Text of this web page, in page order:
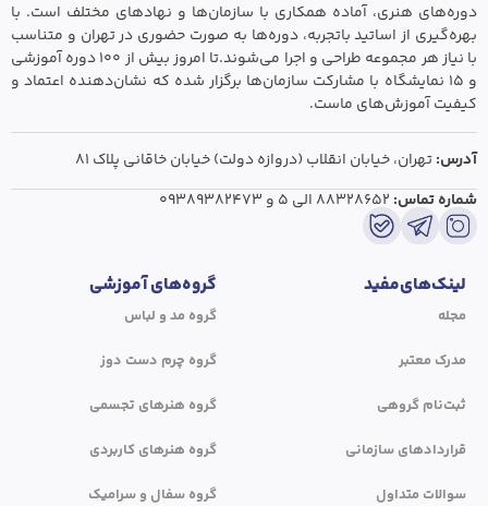
دوره‌های هنری، آماده همکاری با سازمان‌ها و نهادهای مختلف است. با
بهره‌گیری از اساتید باتجربه، دوره‌ها به صورت حضوری در تهران و متناسب
با نیاز هر مجموعه طراحی و اجرا می‌شوند.تا امروز بیش از ۱۰۰ دوره آموزشی
و ۱۵ نمایشگاه با مشارکت سازمان‌ها برگزار شده که نشان‌دهنده اعتماد و
کیفیت آموزش‌های ماست.
آدرس:تهران،‌ خیابان انقلاب (دروازه دولت) خیابان خاقانی پلاک ۸۱
شماره تماس: ۸۸۳۲۸۶۵۲ الی ۵ و ۰۹۳۸۹۳۸۲۴۷۳
لینک‌های‌مفید
مجله
مدرک معتبر
ثبت‌نام گروهی
قراردادهای سازمانی
سوالات متداول
گروه‌های آموزشی
گروه مد و لباس
گروه چرم دست دوز
گروه هنرهای تجسمی
گروه هنرهای کاربردی
گروه سفال و سرامیک